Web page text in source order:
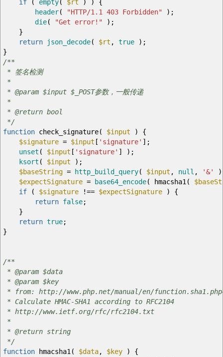
if ( empty( $rt ) )
{
header( "HTTP/1.1 403 Forbidden" ) ;
die( "Get error!" ) ;
}
return
json_decode( $rt , true ) ;
}
/**
* 签名检测
*
* @param $input $_POST参数，一般传递
*
* @return bool
*/
function check_signature( $input )
{
$signature = $input [ 'signature' ] ;
unset ( $input [ 'signature' ] ) ;
ksort ( $input ) ;
$baseString = http_build_query( $input , null , '&' )
$expectSignature = base64_encode( hmacsha1(
if
( $signature !== $expectSignature )
{
return false;
}
return true;
}
/**
* @param $data
* @param $key
* from: http://www.php.net/manual/en/
* Calculate HMAC-SHA1 according to RFC2104
* http://www.ietf.org/rfc/rfc2104.txt
*
* @return string
*/
function hmacsha1( $data, $key )
{